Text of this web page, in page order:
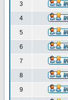
3
4
5
6
7
8
9